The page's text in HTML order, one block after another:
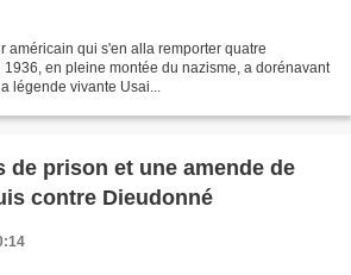
américain qui s'en alla remporter quatre
en pleine montée du nazisme, a dorénavant
légende vivante Usai...
de prison et une amende de
contre Dieudonné